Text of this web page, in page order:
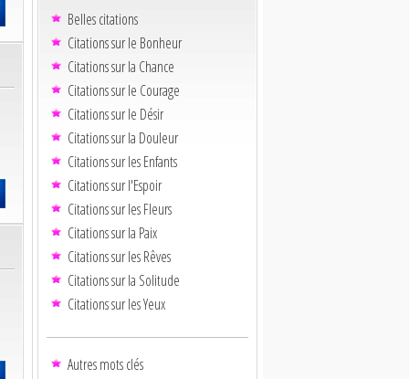
Belles citations
Citations sur le Bonheur
Citations sur la Chance
Citations sur le Courage
Citations sur le Désir
Citations sur la Douleur
Citations sur les Enfants
Citations sur l'Espoir
Citations sur les Fleurs
Citations sur la Paix
Citations sur les Rêves
Citations sur la Solitude
Citations sur les Yeux
Autres mots clés